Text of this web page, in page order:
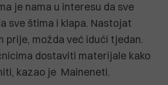
je nama u interesu da sve
sve štima i klapa. Nastojat
prije, možda već idući tjedan.
dostaviti materijale kako
kazao je Maineneti.